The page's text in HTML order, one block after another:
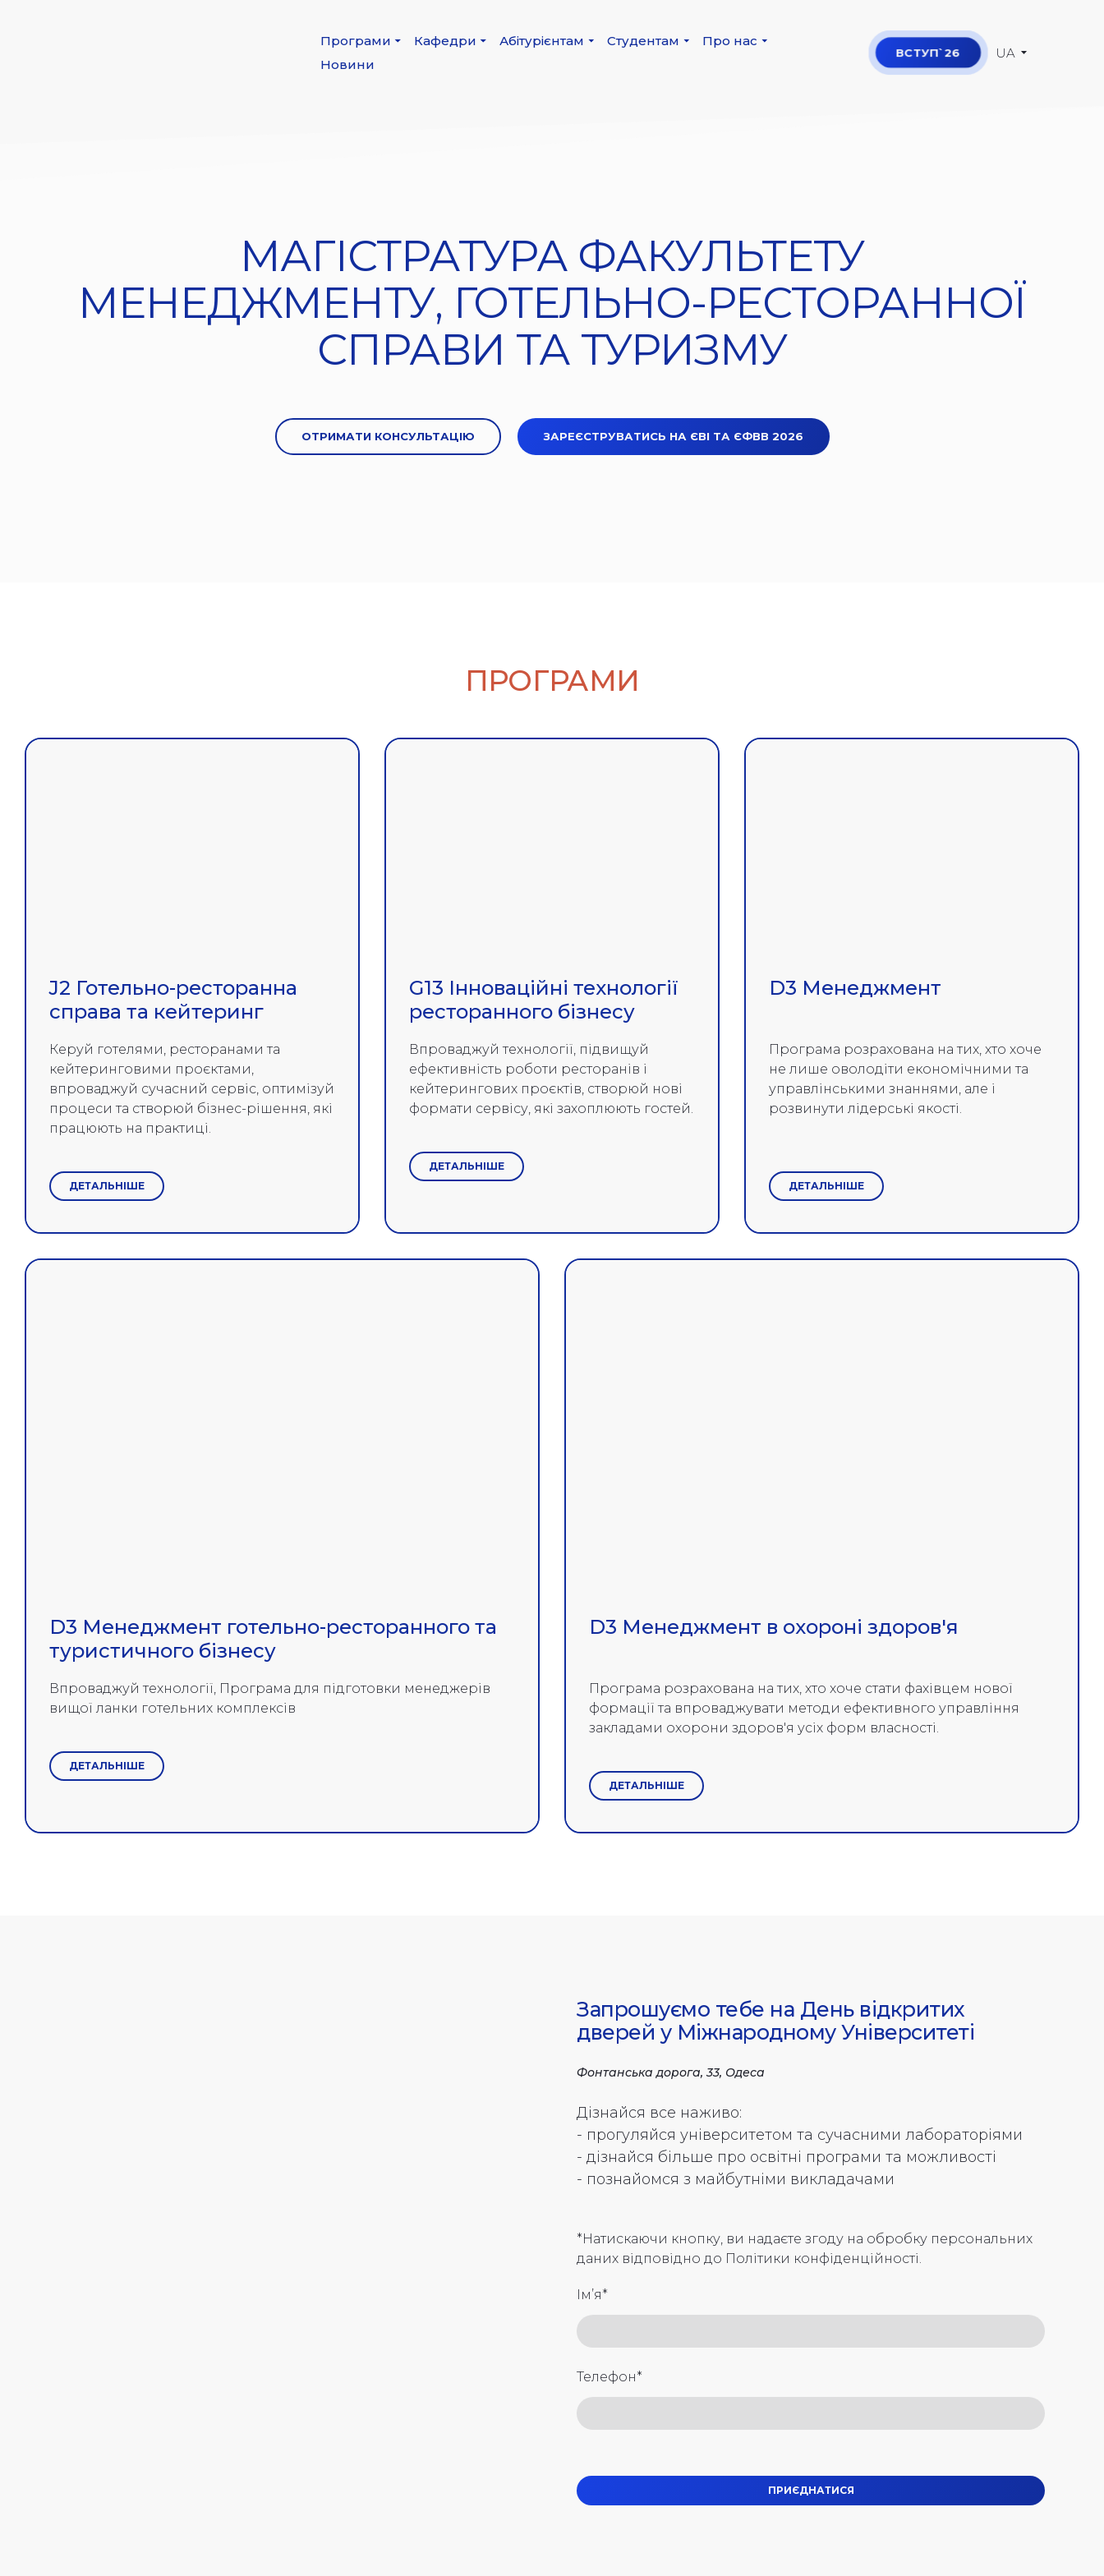
Програми Кафедри Абітурієнтам Студентам
Про нас
Новини
ВСТУП`26 UA
МАГІСТРАТУРА ФАКУЛЬТЕТУ
МЕНЕДЖМЕНТУ, ГОТЕЛЬНО-РЕСТОРАННОЇ
СПРАВИ ТА ТУРИЗМУ
ОТРИМАТИ КОНСУЛЬТАЦІЮ ЗАРЕЄСТРУВАТИСЬ НА ЄВІ ТА ЄФВВ 2026
ПРОГРАМИ
J2 Готельно-ресторанна
справа та кейтеринг
Керуй готелями, ресторанами та
кейтеринговими проєктами,
впроваджуй сучасний сервіс, оптимізуй
процеси та створюй бізнес-рішення, які
працюють на практиці.
ДЕТАЛЬНІШЕ
G13 Інноваційні технології
ресторанного бізнесу
Впроваджуй технології, підвищуй
ефективність роботи ресторанів і
кейтерингових проєктів, створюй нові
формати сервісу, які захоплюють гостей.
ДЕТАЛЬНІШЕ
D3 Менеджмент
Програма розрахована на тих, хто хоче
не лише оволодіти економічними та
управлінськими знаннями, але і
розвинути лідерські якості.
ДЕТАЛЬНІШЕ
D3 Менеджмент готельно-ресторанного та
туристичного бізнесу
Впроваджуй технології, Програма для підготовки менеджерів
вищої ланки готельних комплексів
ДЕТАЛЬНІШЕ
D3 Менеджмент в охороні здоров'я
Програма розрахована на тих, хто хоче стати фахівцем нової
формації та впроваджувати методи ефективного управління
закладами охорони здоров'я усіх форм власності.
ДЕТАЛЬНІШЕ
Запрошуємо тебе на День відкритих
дверей у Міжнародному Університеті
Фонтанська дорога, 33, Одеса
Дізнайся все наживо:
- прогуляйся університетом та сучасними лабораторіями
- дізнайся більше про освітні програми та можливості
- познайомся з майбутніми викладачами
*Натискаючи кнопку, ви надаєте згоду на обробку персональних
даних відповідно до Політики конфіденційності.
Ім’я*
Телефон*
ПРИЄДНАТИСЯ